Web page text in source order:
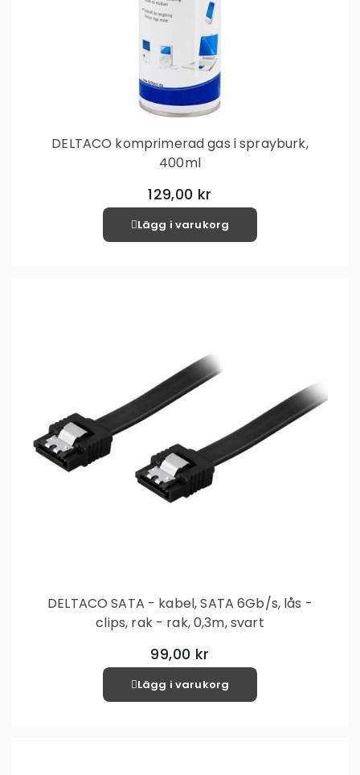
DELTACO komprimerad gas i sprayburk,
400ml
129,00 kr
Lägg i varukorg
DELTACO SATA - kabel, SATA 6Gb/s, lås -
clips, rak - rak, 0,3m, svart
99,00 kr
Lägg i varukorg